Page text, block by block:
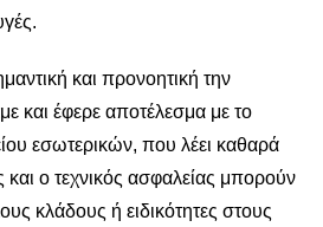
και προνοητική την
και έφερε αποτέλεσμα με το
εσωτερικών, που λέει καθαρά
και ο τεχνικός ασφαλείας μπορούν
κλάδους ή ειδικότητες στους